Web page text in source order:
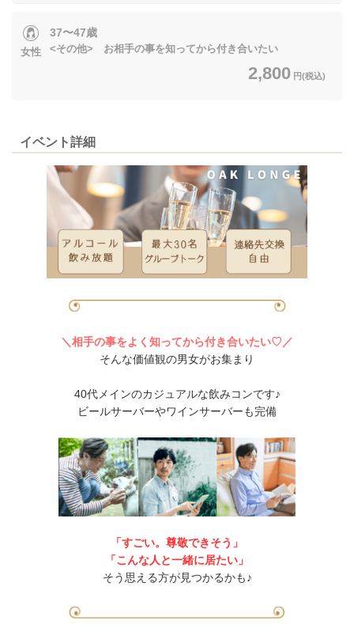
女性
37〜47歳
<その他> お相手の事を知ってから付き合いたい
2,800 円(税込)
イベント詳細
＼相手の事をよく知ってから付き合いたい♡／
そんな価値観の男女がお集まり
40代メインのカジュアルな飲みコンです♪
ビールサーバーやワインサーバーも完備
「すごい。尊敬できそう」
「こんな人と一緒に居たい」
そう思える方が見つかるかも♪